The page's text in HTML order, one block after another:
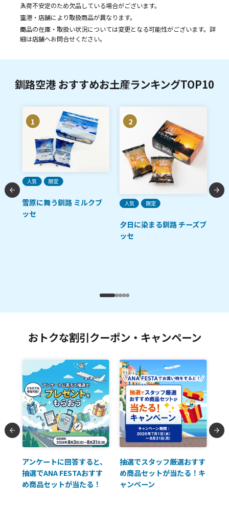
入荷不安定のため欠品している場合がございます。
空港・店舗により取扱商品が異なります。
商品の在庫・取扱い状況については変更となる可能性がございます。詳
細は店舗へお問合せください。
釧路空港 おすすめお土産ランキングTOP10
1
人気 限定
雪原に舞う釧路 ミルクブ
ッセ
2
人気 限定
夕日に染まる釧路 チーズブ
ッセ
た
おトクな割引クーポン・キャンペーン
アンケートに回答すると、
抽選でANA FESTAおすす
め商品セットが当たる！
抽選でスタッフ厳選おすす
め商品セットが当たる！キ
ャンペーン